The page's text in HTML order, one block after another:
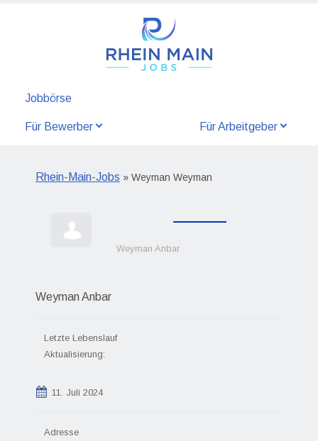
Jobbörse
Für Bewerber Für Arbeitgeber
Rhein-Main-Jobs » Weyman Weyman
Weyman Anbar
Weyman Anbar
Letzte Lebenslauf
Aktualisierung:
11. Juli 2024
Adresse